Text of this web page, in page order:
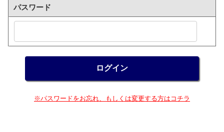
パスワード
※パスワードをお忘れ、もしくは変更する方はコチラ